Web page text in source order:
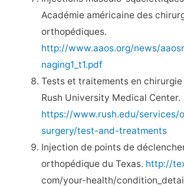
Académie américaine des
orthopédiques.
http://www.aaos.org/news/
naging1_t1.pdf
Tests et traitements en
Rush University Medical Center.
https://www.rush.edu/services/
surgery/test-and-treatments
Injection de points de
orthopédique du Texas. http://
com/your-health/